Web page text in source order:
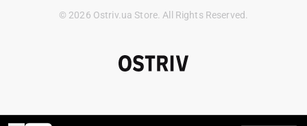
© 2026 Ostriv.ua Store. All Rights Reserved.